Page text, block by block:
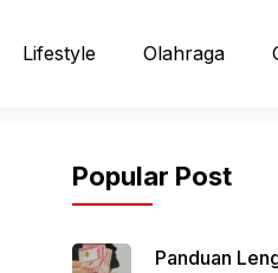
Lifestyle Olahraga
Popular Post
Panduan